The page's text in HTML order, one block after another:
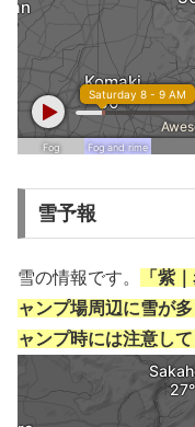
雪予報
雪の情報です。
「紫
ャンプ場周辺に雪が
ャンプ時には注意して